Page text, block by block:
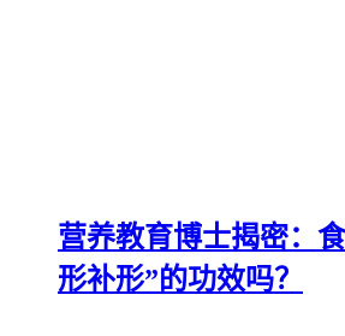
营养教育博士揭密：
形补形”的功效吗？